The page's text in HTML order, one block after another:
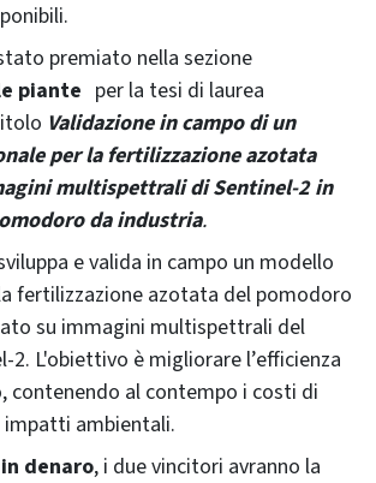
premiato nella sezione
piante per la tesi di laurea
Validazione in campo di un
per la fertilizzazione azotata
multispettrali di Sentinel-2 in
da industria.
e valida in campo un modello
fertilizzazione azotata del pomodoro
su immagini multispettrali del
L'obiettivo è migliorare l’efficienza
contenendo al contempo i costi di
impatti ambientali.
denaro, i due vincitori avranno la